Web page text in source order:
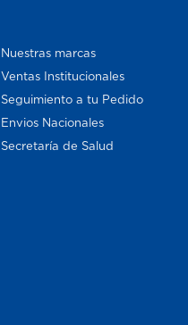
Nuestras marcas
Ventas Institucionales
Seguimiento a tu Pedido
Envios Nacionales
Secretaría de Salud